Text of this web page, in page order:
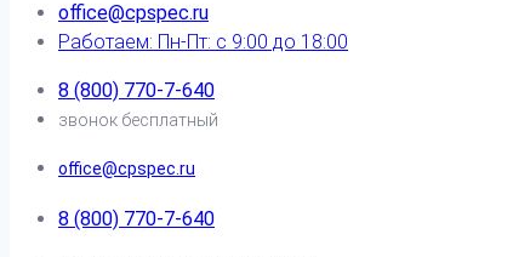
office@cpspec.ru
Работаем: Пн-Пт: с 9:00 до 18:00
8 (800) 770-7-640
звонок бесплатный
office@cpspec.ru
8 (800) 770-7-640